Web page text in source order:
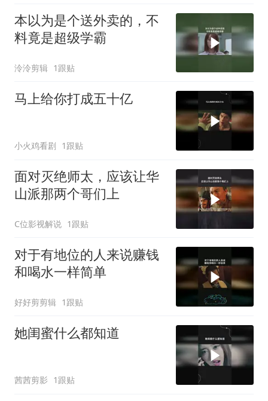
本以为是个送外卖的，不
料竟是超级学霸
泠泠剪辑 1跟贴
马上给你打成五十亿
小火鸡看剧 1跟贴
面对灭绝师太，应该让华
山派那两个哥们上
C位影视解说 1跟贴
对于有地位的人来说赚钱
和喝水一样简单
好好剪剪辑 1跟贴
她闺蜜什么都知道
茜茜剪影 1跟贴